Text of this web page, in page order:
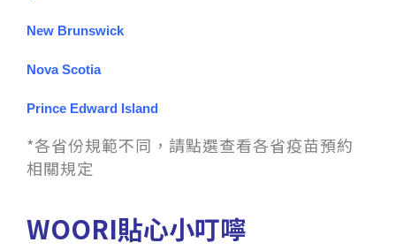
New Brunswick
Nova Scotia
Prince Edward Island
*各省份規範不同，請點選查看各省疫苗預約
相關規定
WOORI貼心小叮嚀